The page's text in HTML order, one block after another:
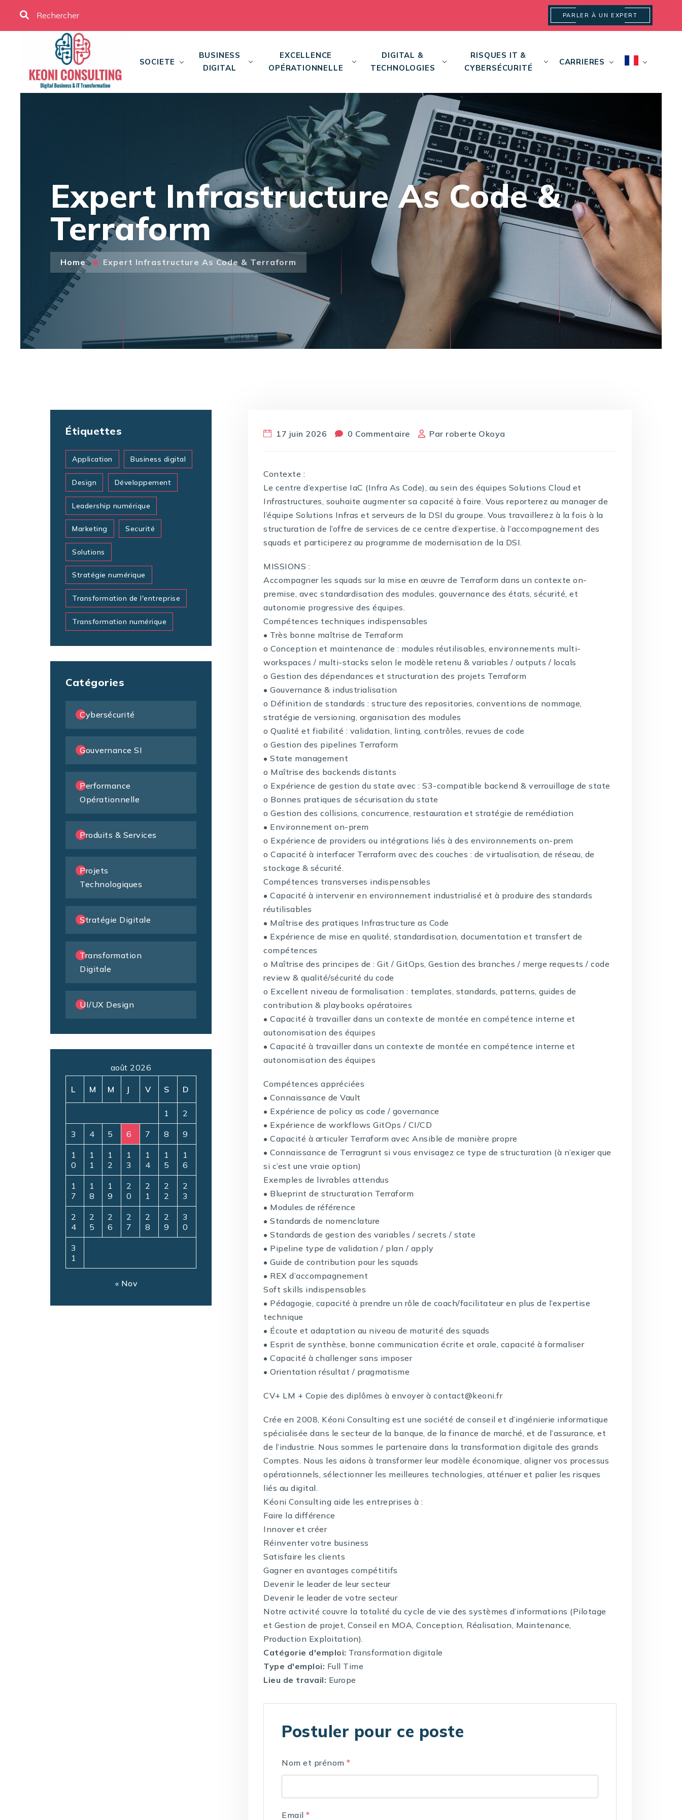
PARLER À UN EXPERT
SOCIETE
BUSINESS
DIGITAL
EXCELLENCE
OPÉRATIONNELLE
DIGITAL &
TECHNOLOGIES
RISQUES IT &
CYBERSÉCURITÉ
CARRIERES
Expert Infrastructure As Code &
Terraform
Home Expert Infrastructure As Code & Terraform
17 juin 2026 0 Commentaire Par roberte Okoya
Contexte :
Le centre d’expertise IaC (Infra As Code), au sein des équipes Solutions Cloud et
Infrastructures, souhaite augmenter sa capacité à faire. Vous reporterez au manager de
l’équipe Solutions Infras et serveurs de la DSI du groupe. Vous travaillerez à la fois à la
structuration de l’offre de services de ce centre d’expertise, à l’accompagnement des
squads et participerez au programme de modernisation de la DSI.
MISSIONS :
Accompagner les squads sur la mise en œuvre de Terraform dans un contexte on-
premise, avec standardisation des modules, gouvernance des états, sécurité, et
autonomie progressive des équipes.
Compétences techniques indispensables
• Très bonne maîtrise de Terraform
o Conception et maintenance de : modules réutilisables, environnements multi-
workspaces / multi-stacks selon le modèle retenu & variables / outputs / locals
o Gestion des dépendances et structuration des projets Terraform
• Gouvernance & industrialisation
o Définition de standards : structure des repositories, conventions de nommage,
stratégie de versioning, organisation des modules
o Qualité et fiabilité : validation, linting, contrôles, revues de code
o Gestion des pipelines Terraform
• State management
o Maîtrise des backends distants
o Expérience de gestion du state avec : S3-compatible backend & verrouillage de state
o Bonnes pratiques de sécurisation du state
o Gestion des collisions, concurrence, restauration et stratégie de remédiation
• Environnement on-prem
o Expérience de providers ou intégrations liés à des environnements on-prem
o Capacité à interfacer Terraform avec des couches : de virtualisation, de réseau, de
stockage & sécurité.
Compétences transverses indispensables
• Capacité à intervenir en environnement industrialisé et à produire des standards
réutilisables
• Maîtrise des pratiques Infrastructure as Code
• Expérience de mise en qualité, standardisation, documentation et transfert de
compétences
o Maîtrise des principes de : Git / GitOps, Gestion des branches / merge requests / code
review & qualité/sécurité du code
o Excellent niveau de formalisation : templates, standards, patterns, guides de
contribution & playbooks opératoires
• Capacité à travailler dans un contexte de montée en compétence interne et
autonomisation des équipes
• Capacité à travailler dans un contexte de montée en compétence interne et
autonomisation des équipes
Compétences appréciées
• Connaissance de Vault
• Expérience de policy as code / governance
• Expérience de workflows GitOps / CI/CD
• Capacité à articuler Terraform avec Ansible de manière propre
• Connaissance de Terragrunt si vous envisagez ce type de structuration (à n’exiger que
si c’est une vraie option)
Exemples de livrables attendus
• Blueprint de structuration Terraform
• Modules de référence
• Standards de nomenclature
• Standards de gestion des variables / secrets / state
• Pipeline type de validation / plan / apply
• Guide de contribution pour les squads
• REX d’accompagnement
Soft skills indispensables
• Pédagogie, capacité à prendre un rôle de coach/facilitateur en plus de l’expertise
technique
• Écoute et adaptation au niveau de maturité des squads
• Esprit de synthèse, bonne communication écrite et orale, capacité à formaliser
• Capacité à challenger sans imposer
• Orientation résultat / pragmatisme
CV+ LM + Copie des diplômes à envoyer à contact@keoni.fr
Crée en 2008, Kéoni Consulting est une société de conseil et d’ingénierie informatique
spécialisée dans le secteur de la banque, de la finance de marché, et de l’assurance, et
de l’industrie. Nous sommes le partenaire dans la transformation digitale des grands
Comptes. Nous les aidons à transformer leur modèle économique, aligner vos processus
opérationnels, sélectionner les meilleures technologies, atténuer et palier les risques
liés au digital.
Kéoni Consulting aide les entreprises à :
Faire la différence
Innover et créer
Réinventer votre business
Satisfaire les clients
Gagner en avantages compétitifs
Devenir le leader de leur secteur
Devenir le leader de votre secteur
Notre activité couvre la totalité du cycle de vie des systèmes d’informations (Pilotage
et Gestion de projet, Conseil en MOA, Conception, Réalisation, Maintenance,
Production Exploitation).
Catégorie d'emploi: Transformation digitale
Type d'emploi: Full Time
Lieu de travail: Europe
Postuler pour ce poste
Nom et prénom*
Email*
Étiquettes
Application Business digital
Design Développement
Leadership numérique
Marketing Securité
Solutions
Stratégie numérique
Transformation de l'entreprise
Transformation numérique
Catégories
Cybersécurité
Gouvernance SI
Performance
Opérationnelle
Produits & Services
Projets
Technologiques
Stratégie Digitale
Transformation
Digitale
UI/UX Design
août 2026
L M M J V S D
1 2
3 4 5 6 7 8 9
1
0
1
1
1
2
1
3
1
4
1
5
1
6
1
7
1
8
1
9
2
0
2
1
2
2
2
3
2
4
2
5
2
6
2
7
2
8
2
9
3
0
3
1
« Nov